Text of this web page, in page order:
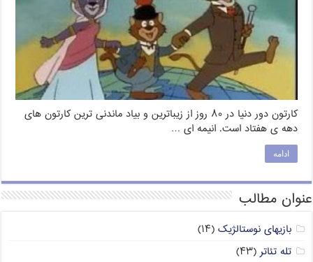
کارتون دور دنیا در ۸۰ روز از زیباترین و بیاد ماندنی ترین کارتون های
دهه ی هفتاد است. انیمه ای …
ادامه
عنوان مطالب
بازیهای نوستالژیک (۱۴)
تله تئاتر(۴۳)